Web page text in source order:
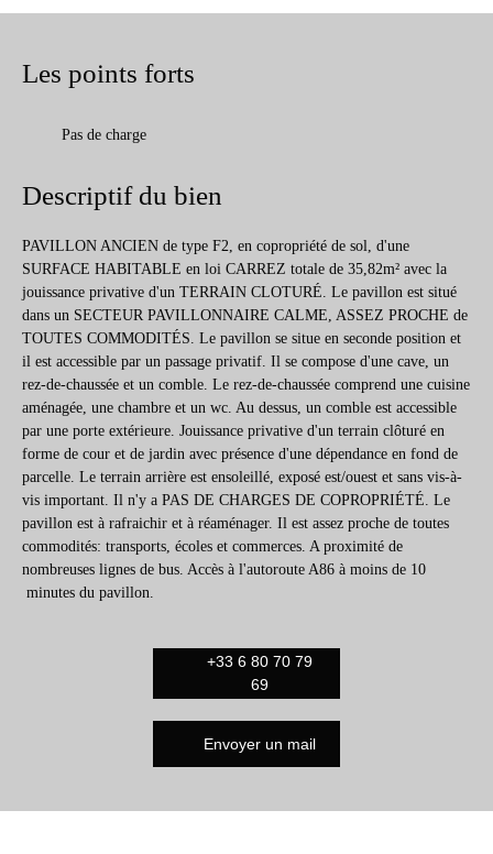
Les points forts
Pas de charge
Descriptif du bien
PAVILLON ANCIEN de type F2, en copropriété de sol, d'une
SURFACE HABITABLE en loi CARREZ totale de 35,82m² avec la
jouissance privative d'un TERRAIN CLOTURÉ. Le pavillon est situé
dans un SECTEUR PAVILLONNAIRE CALME, ASSEZ PROCHE de
TOUTES COMMODITÉS. Le pavillon se situe en seconde position et
il est accessible par un passage privatif. Il se compose d'une cave, un
rez-de-chaussée et un comble. Le rez-de-chaussée comprend une cuisine
aménagée, une chambre et un wc. Au dessus, un comble est accessible
par une porte extérieure. Jouissance privative d'un terrain clôturé en
forme de cour et de jardin avec présence d'une dépendance en fond de
parcelle. Le terrain arrière est ensoleillé, exposé est/ouest et sans vis-à-
vis important. Il n'y a PAS DE CHARGES DE COPROPRIÉTÉ. Le
pavillon est à rafraichir et à réaménager. Il est assez proche de toutes
commodités: transports, écoles et commerces. A proximité de
nombreuses lignes de bus. Accès à l'autoroute A86 à moins de 10
minutes du pavillon.
+33 6 80 70 79
69
Envoyer un mail